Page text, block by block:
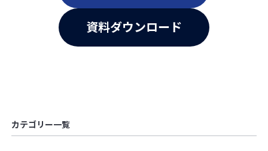
資料ダウンロード
カテゴリー一覧